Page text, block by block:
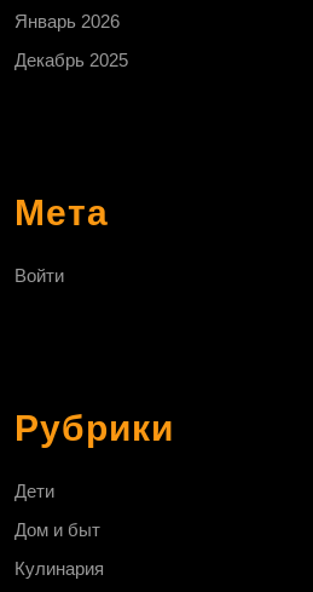
Январь 2026
Декабрь 2025
Мета
Войти
Рубрики
Дети
Дом и быт
Кулинария